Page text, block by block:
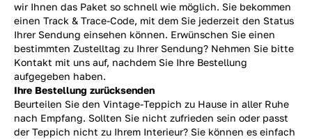
wir Ihnen das Paket so schnell wie möglich. Sie bekommen
einen Track & Trace-Code, mit dem Sie jederzeit den Status
Ihrer Sendung einsehen können. Erwünschen Sie einen
bestimmten Zustelltag zu Ihrer Sendung? Nehmen Sie bitte
Kontakt mit uns auf, nachdem Sie Ihre Bestellung
aufgegeben haben.
Ihre Bestellung zurücksenden
Beurteilen Sie den Vintage-Teppich zu Hause in aller Ruhe
nach Empfang. Sollten Sie nicht zufrieden sein oder passt
der Teppich nicht zu Ihrem Interieur? Sie können es einfach